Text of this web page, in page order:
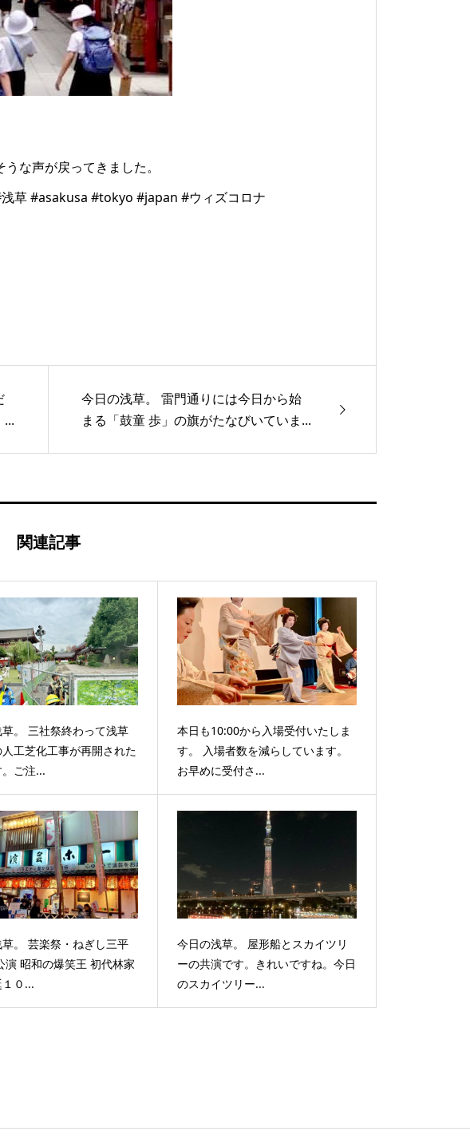
な声が戻ってきました。
草 #asakusa #tokyo #japan #ウィズコロナ
...
今日の浅草。 雷門通りには今日から始
まる「鼓童 歩」の旗がたなびいていま...
関連記事
。 三社祭終わって浅草
工芝化工事が再開された
ご注...
本日も10:00から入場受付いたしま
す。 入場者数を減らしています。
お早めに受付さ...
。 芸楽祭・ねぎし三平
演 昭和の爆笑王 初代林家
０...
今日の浅草。 屋形船とスカイツリ
ーの共演です。きれいですね。今日
のスカイツリー...